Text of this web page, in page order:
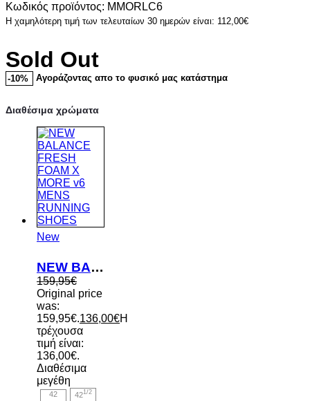
Κωδικός προϊόντος: MMORLC6
Η χαμηλότερη τιμή των τελευταίων 30 ημερών είναι: 112,00€
Sold Out
-10% Αγοράζοντας απο το φυσικό μας κατάστημα
Διαθέσιμα χρώματα
New
NEW BALANCE FRESH FOAM X MORE v6 MENS RUNNING SHOES
159,95€
Original price
was:
159,95€.136,00€Η
τρέχουσα
τιμή είναι:
136,00€.
Διαθέσιμα
μεγέθη
42 421/2